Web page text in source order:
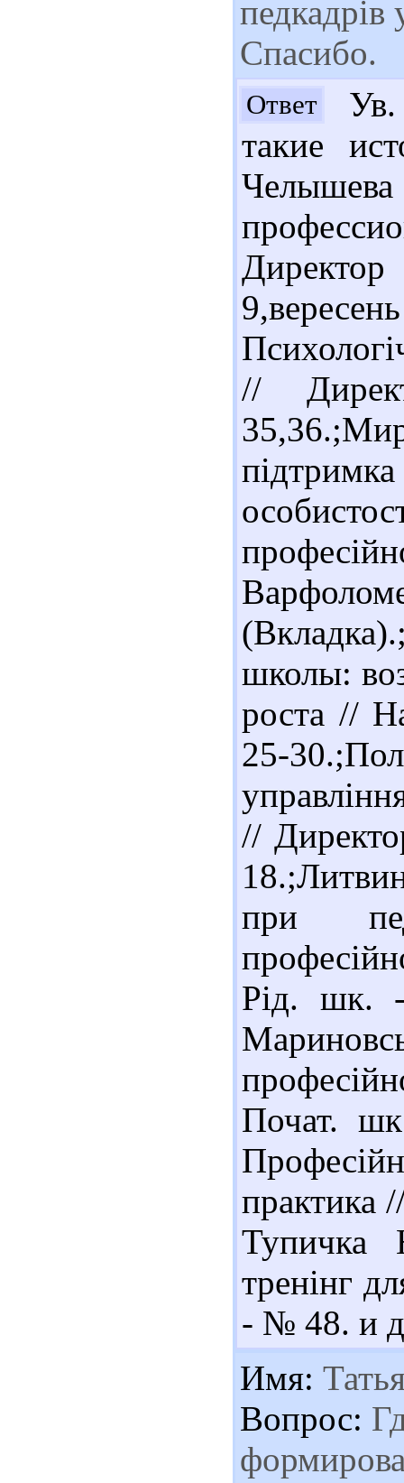
педкадрів
Спасибо.
Ответ
такие
//
школы:
роста //
25-
//
при
Рід.
Почат.
практика
Тупичка
тренінг
- № 48. и
Имя:
Вопрос: